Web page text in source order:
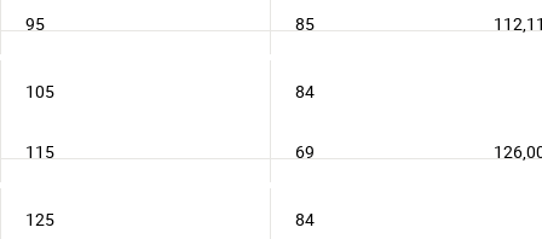
95 85
105 84
115 69
125 84